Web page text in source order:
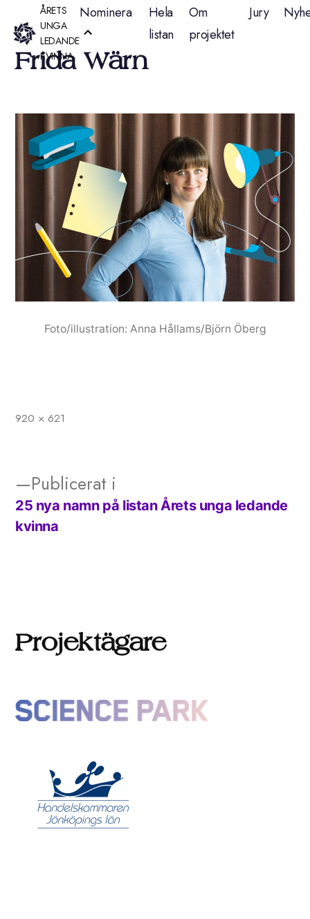
Hoppa
till
innehåll
ÅRETS
UNGA
LEDANDE
KVINNA
Nominera
Hela
listan
Om
projektet
Jury
Frida Wärn
Foto/illustration: Anna Hållams/Björn Öberg
Full
920 × 621
Inläggsnavigering
Publicerat i
25 nya namn på listan Årets unga ledande
kvinna
Projektägare